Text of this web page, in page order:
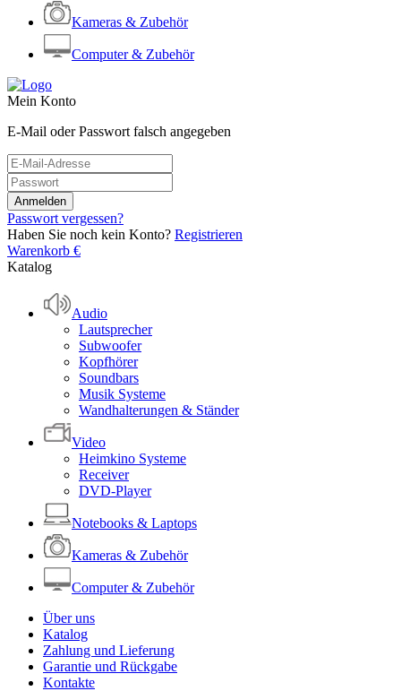
Kameras & Zubehör
Computer & Zubehör
Mein Konto
E-Mail oder Passwort falsch angegeben
Passwort vergessen?
Haben Sie noch kein Konto? Registrieren
Warenkorb €
Katalog
Audio
Lautsprecher
Subwoofer
Kopfhörer
Soundbars
Musik Systeme
Wandhalterungen & Ständer
Video
Heimkino Systeme
Receiver
DVD-Player
Notebooks & Laptops
Kameras & Zubehör
Computer & Zubehör
Über uns
Katalog
Zahlung und Lieferung
Garantie und Rückgabe
Kontakte